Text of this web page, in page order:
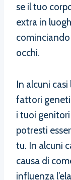
se il tuo
extra in
occhi.
In alcuni
fattori
i tuoi
potresti
tu. In alcuni
causa di
influenza